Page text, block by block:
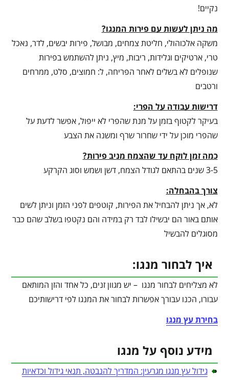
נקיים!
מה ניתן לעשות עם פירות המנגו?
משקה אלכוהולי, חליטת צמחים, מבושל, פירות יבשים, לדר, נאכל
טרי, ארטיקים וגלידות, ריבות, מיץ, ניתן להשתמש בפירות
שנופלים לא בשלים לאחר הפריחה, ל: חמוצים, סלט, ממרחים
ורטבים
דרישות עבודה על הפרי:
בעיקר לקטוף בזמן על מנת שהפרי לא ייפול, אפשר לדעת על
שהפרי מוכן על ידי שחרור שרף ומשנה את הצבע
כמה זמן לוקח עד שהצמח מניב פירות?
3-5 שנים בהתאם לגודל הצמח, דשן ושמש וסוג הקרקע
צורך בהבחלה:
לא, אך ניתן להבחיל את הפירות, קוטפים לפני הזמן וניתן לשים
אותם באור הם יבשילו לבד רק במידה והם נקטפו בשלב שהם כבר
מסוגלים להבשיל
איך לבחור מנגו:
לא מצליחים לבחור מנגו – יש מגוון זנים, כל אחד והזן המותאם
עבורו, הכנו עבורך אפשרות לבחור את המנגו לפי דרישותיכם
בחירת עץ מנגו
מידע נוסף על מנגו
גידול עץ מנגו מגרעין: המדריך להנבטה, תנאי גידול וכדאיות